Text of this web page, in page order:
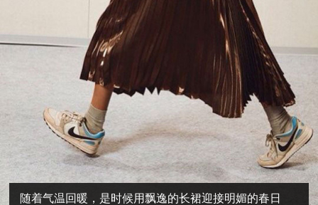
随着气温回暖，是时候用飘逸的长裙迎接明媚的春日